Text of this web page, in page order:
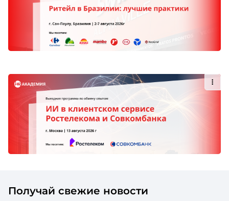
Получай свежие новости